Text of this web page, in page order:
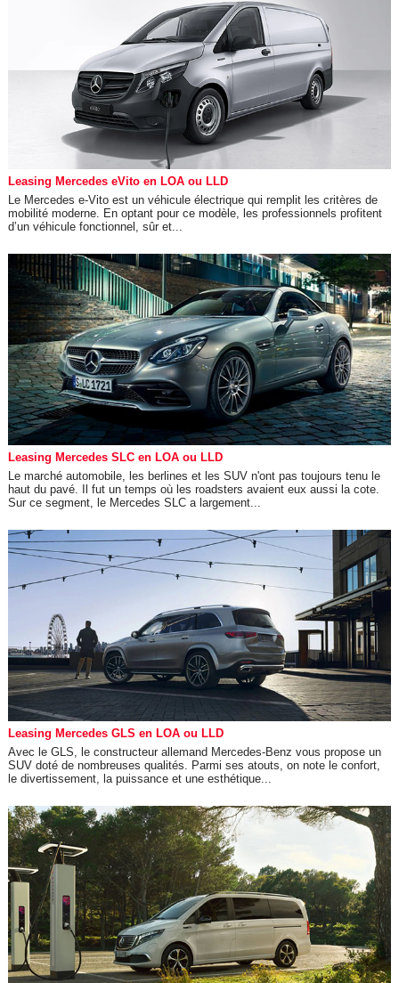
Leasing Mercedes eVito en LOA ou LLD
Le Mercedes e-Vito est un véhicule électrique qui remplit les critères de
mobilité moderne. En optant pour ce modèle, les professionnels profitent
d’un véhicule fonctionnel, sûr et...
Leasing Mercedes SLC en LOA ou LLD
Le marché automobile, les berlines et les SUV n'ont pas toujours tenu le
haut du pavé. Il fut un temps où les roadsters avaient eux aussi la cote.
Sur ce segment, le Mercedes SLC a largement...
Leasing Mercedes GLS en LOA ou LLD
Avec le GLS, le constructeur allemand Mercedes-Benz vous propose un
SUV doté de nombreuses qualités. Parmi ses atouts, on note le confort,
le divertissement, la puissance et une esthétique...